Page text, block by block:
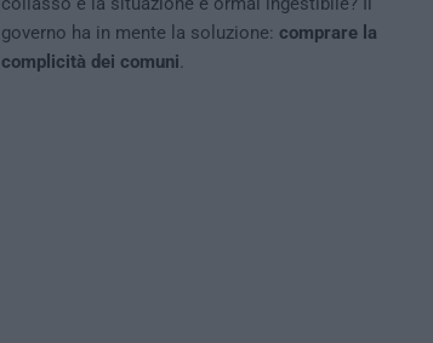
governo ha in mente la soluzione: comprare la
complicità dei comuni.